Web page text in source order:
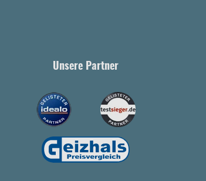
Unsere Partner